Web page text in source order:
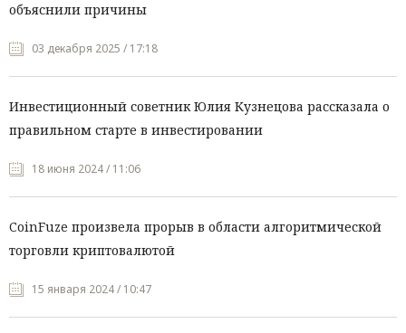
объяснили причины
03 декабря 2025 / 17:18
Инвестиционный советник Юлия Кузнецова рассказала о
правильном старте в инвестировании
18 июня 2024 / 11:06
CoinFuze произвела прорыв в области алгоритмической
торговли криптовалютой
15 января 2024 / 10:47